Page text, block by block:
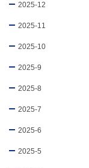
2025-12
2025-11
2025-10
2025-9
2025-8
2025-7
2025-6
2025-5